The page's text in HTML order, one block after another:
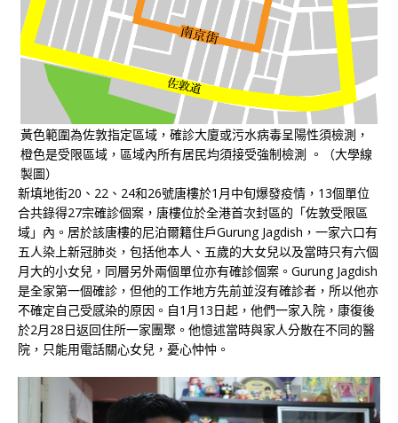
黃色範圍為佐敦指定區域，確診大廈或污水病毒呈陽性須檢測，
橙色是受限區域，區域內所有居民均須接受強制檢測 。（大學線
製圖）
新填地街20、22、24和26號唐樓於1月中旬爆發疫情，13個單位
合共錄得27宗確診個案，唐樓位於全港首次封區的「佐敦受限區
域」內。居於該唐樓的尼泊爾籍住戶Gurung Jagdish，一家六口有
五人染上新冠肺炎，包括他本人、五歲的大女兒以及當時只有六個
月大的小女兒，同層另外兩個單位亦有確診個案。Gurung Jagdish
是全家第一個確診，但他的工作地方先前並沒有確診者，所以他亦
不確定自己受感染的原因。自1月13日起，他們一家入院，康復後
於2月28日返回住所一家團聚。他憶述當時與家人分散在不同的醫
院，只能用電話關心女兒，憂心忡忡。